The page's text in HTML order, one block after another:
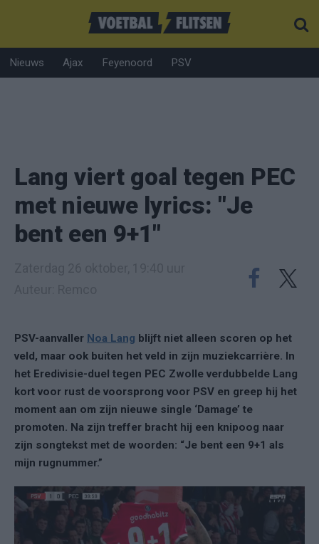
Nieuws Ajax Feyenoord PSV
Lang viert goal tegen PEC
met nieuwe lyrics: "Je
bent een 9+1"
PSV-aanvaller Noa Lang blijft niet alleen scoren op het
veld, maar ook buiten het veld in zijn muziekcarrière. In
het Eredivisie-duel tegen PEC Zwolle verdubbelde Lang
kort voor rust de voorsprong voor PSV en greep hij het
moment aan om zijn nieuwe single ‘Damage’ te
promoten. Na zijn treffer bracht hij een knipoog naar
zijn songtekst met de woorden: “Je bent een 9+1 als
mijn rugnummer.”